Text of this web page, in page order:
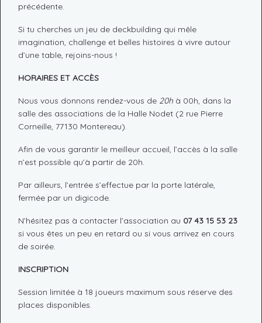
précédente.
Si tu cherches un jeu de deckbuilding qui mêle
imagination, challenge et belles histoires à vivre autour
d’une table, rejoins-nous !
HORAIRES ET ACCÈS
Nous vous donnons rendez-vous de 20h à 00h, dans la
salle des associations de la Halle Nodet (2 rue Pierre
Corneille, 77130 Montereau).
Afin de vous garantir le meilleur accueil, l’accès à la salle
n’est possible qu’à partir de 20h.
Par ailleurs, l’entrée s’effectue par la porte latérale,
fermée par un digicode.
N’hésitez pas à contacter l’association au 07 43 15 53 23
si vous êtes un peu en retard ou si vous arrivez en cours
de soirée.
INSCRIPTION
Session limitée à 18 joueurs maximum sous réserve des
places disponibles.